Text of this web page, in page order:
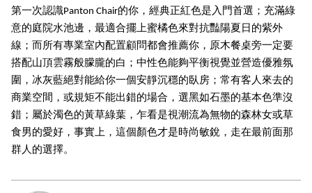
第一次認識Panton Chair的你，經典正紅色是入門首選；充滿綠
意的庭院水池邊，最適合擺上蜜橘色來對抗豔陽夏日的紫外
線；而所有專業室內配置顧問都會推薦你，原木餐桌旁一定要
搭配山頂雲霧般朦朧的白；中性色能夠平衡視覺並營造優雅氛
圍，冰灰藍絕對能給你一個安靜沉穩的臥房；常有客人來去的
商業空間，或規矩不能出錯的場合，選黑如石墨的基本色準沒
錯；屬於濁色的黃草綠葉，乍看是視潮流為無物的森林女或草
食男的愛好，事實上，這個顏色才是時尚敏銳，走在最前面那
群人的選擇。